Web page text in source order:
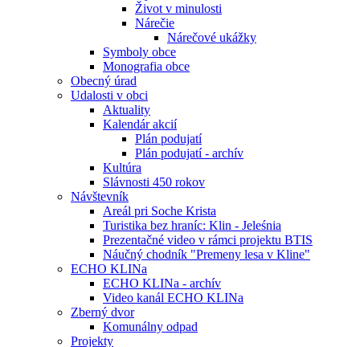
Život v minulosti
Nárečie
Nárečové ukážky
Symboly obce
Monografia obce
Obecný úrad
Udalosti v obci
Aktuality
Kalendár akcií
Plán podujatí
Plán podujatí - archív
Kultúra
Slávnosti 450 rokov
Návštevník
Areál pri Soche Krista
Turistika bez hraníc: Klin - Jeleśnia
Prezentačné video v rámci projektu BTIS
Náučný chodník "Premeny lesa v Kline"
ECHO KLINa
ECHO KLINa - archív
Video kanál ECHO KLINa
Zberný dvor
Komunálny odpad
Projekty